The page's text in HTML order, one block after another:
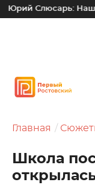
Наш
Главная
Школа